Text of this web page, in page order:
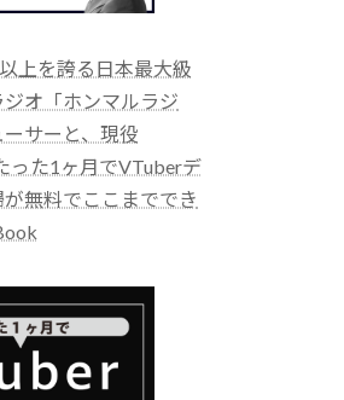
上を誇る日本最大級
オ「ホンマルラジ
サーと、現役
った1ヶ月でVTuberデ
無料でここまででき